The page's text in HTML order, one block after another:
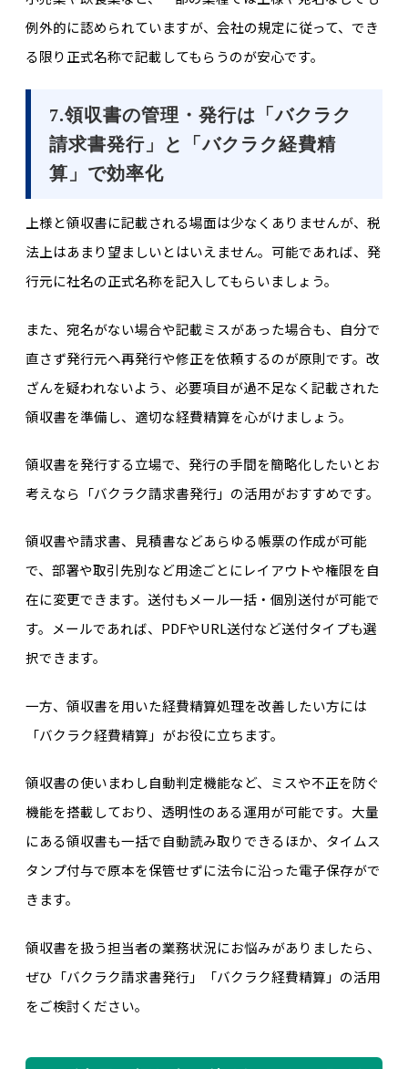
例外的に認められていますが、会社の規定に従って、でき
る限り正式名称で記載してもらうのが安心です。
7.領収書の管理・発行は「バクラク
請求書発行」と「バクラク経費精
算」で効率化
上様と領収書に記載される場面は少なくありませんが、税
法上はあまり望ましいとはいえません。可能であれば、発
行元に社名の正式名称を記入してもらいましょう。
また、宛名がない場合や記載ミスがあった場合も、自分で
直さず発行元へ再発行や修正を依頼するのが原則です。改
ざんを疑われないよう、必要項目が過不足なく記載された
領収書を準備し、適切な経費精算を心がけましょう。
領収書を発行する立場で、発行の手間を簡略化したいとお
考えなら「バクラク請求書発行」の活用がおすすめです。
領収書や請求書、見積書などあらゆる帳票の作成が可能
で、部署や取引先別など用途ごとにレイアウトや権限を自
在に変更できます。送付もメール一括・個別送付が可能で
す。メールであれば、PDFやURL送付など送付タイプも選
択できます。
一方、領収書を用いた経費精算処理を改善したい方には
「バクラク経費精算」がお役に立ちます。
領収書の使いまわし自動判定機能など、ミスや不正を防ぐ
機能を搭載しており、透明性のある運用が可能です。大量
にある領収書も一括で自動読み取りできるほか、タイムス
タンプ付与で原本を保管せずに法令に沿った電子保存がで
きます。
領収書を扱う担当者の業務状況にお悩みがありましたら、
ぜひ「バクラク請求書発行」「バクラク経費精算」の活用
をご検討ください。